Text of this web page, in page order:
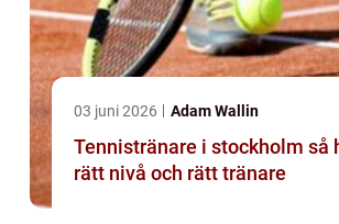
03 juni 2026 Adam Wallin
Tennistränare i stockholm så hittar du
rätt nivå och rätt tränare